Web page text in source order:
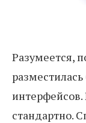
Разумеется,
стандартно.